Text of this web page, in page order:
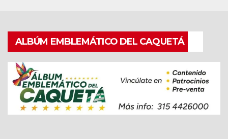
ALBÚM EMBLEMÁTICO DEL CAQUETÁ